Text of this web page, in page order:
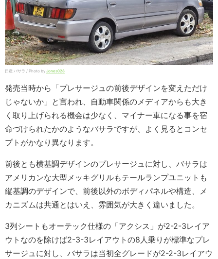
日産 バサラ / Photo by Jones028
発売当時から「プレサージュの前後デザインを変えただけ
じゃないか」と言われ、自動車関係のメディアからも大き
く取り上げられる機会は少なく、マイナー車になる事を宿
命づけられたかのようなバサラですが、よく見るとコンセ
プトがかなり異なります。
前後とも横基調デザインのプレサージュに対し、バサラは
アメリカンな大型メッキグリルもテールランプユニットも
縦基調のデザインで、前後以外のボディパネルや構造、メ
カニズムは共通とはいえ、雰囲気が大きく違いました。
3列シートもオーテック仕様の「アクシス」が2-2-3レイア
ウトなのを除けば2-3-3レイアウトの8人乗りが標準なプレ
サージュに対し、バサラは当初全グレードが2-2-3レイアウ